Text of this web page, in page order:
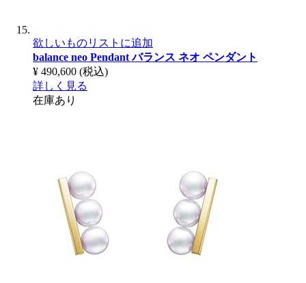
欲しいものリストに追加
balance neo Pendantバランス ネオ ペンダント
¥ 490,600 (税込)
詳しく見る
在庫あり